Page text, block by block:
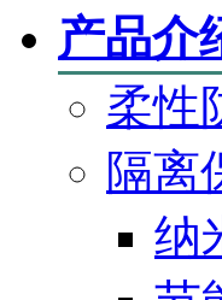
产品介
柔性
隔离
纳